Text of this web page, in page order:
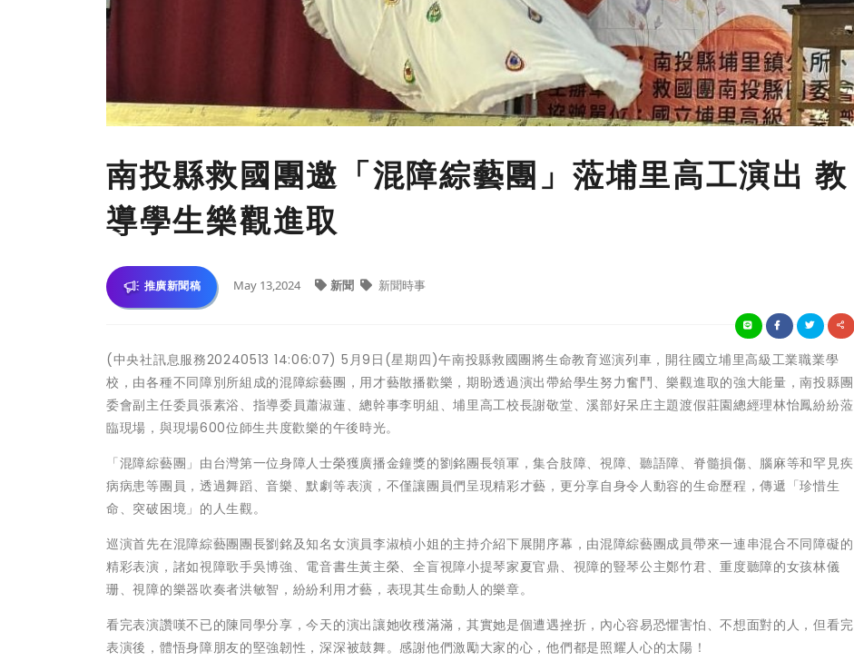
南投縣救國團邀「混障綜藝團」蒞埔里高工演出 教
導學生樂觀進取
推廣新聞稿 May 13,2024 新聞 新聞時事
(中央社訊息服務20240513 14:06:07) 5月9日(星期四)午南投縣救國團將生命教育巡演列車，開往國立埔里高級工業職業學
校，由各種不同障別所組成的混障綜藝團，用才藝散播歡樂，期盼透過演出帶給學生努力奮鬥、樂觀進取的強大能量，南投縣團
委會副主任委員張素浴、指導委員蕭淑蓮、總幹事李明組、埔里高工校長謝敬堂、溪部好呆庄主題渡假莊園總經理林怡鳳紛紛蒞
臨現場，與現場600位師生共度歡樂的午後時光。
「混障綜藝團」由台灣第一位身障人士榮獲廣播金鐘獎的劉銘團長領軍，集合肢障、視障、聽語障、脊髓損傷、腦麻等和罕見疾
病病患等團員，透過舞蹈、音樂、默劇等表演，不僅讓團員們呈現精彩才藝，更分享自身令人動容的生命歷程，傳遞「珍惜生
命、突破困境」的人生觀。
巡演首先在混障綜藝團團長劉銘及知名女演員李淑楨小姐的主持介紹下展開序幕，由混障綜藝團成員帶來一連串混合不同障礙的
精彩表演，諸如視障歌手吳博強、電音書生黃主榮、全盲視障小提琴家夏官鼎、視障的豎琴公主鄭竹君、重度聽障的女孩林儀
珊、視障的樂器吹奏者洪敏智，紛紛利用才藝，表現其生命動人的樂章。
看完表演讚嘆不已的陳同學分享，今天的演出讓她收穫滿滿，其實她是個遭遇挫折，內心容易恐懼害怕、不想面對的人，但看完
表演後，體悟身障朋友的堅強韌性，深深被鼓舞。感謝他們激勵大家的心，他們都是照耀人心的太陽！